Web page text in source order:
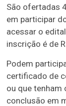
São ofertadas
em participar
acessar o
inscrição é de
Podem
certificado de
ou que
conclusão em